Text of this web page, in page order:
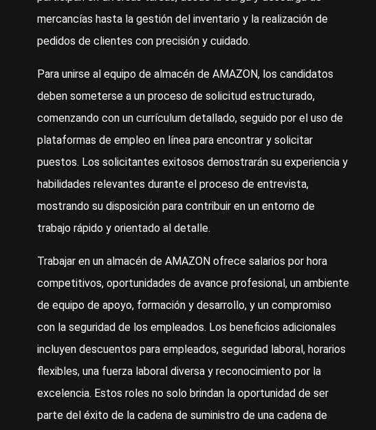
mercancías hasta la gestión del inventario y la realización de
pedidos de clientes con precisión y cuidado.
Para unirse al equipo de almacén de AMAZON, los candidatos
deben someterse a un proceso de solicitud estructurado,
comenzando con un currículum detallado, seguido por el uso de
plataformas de empleo en línea para encontrar y solicitar
puestos. Los solicitantes exitosos demostrarán su experiencia y
habilidades relevantes durante el proceso de entrevista,
mostrando su disposición para contribuir en un entorno de
trabajo rápido y orientado al detalle.
Trabajar en un almacén de AMAZON ofrece salarios por hora
competitivos, oportunidades de avance profesional, un ambiente
de equipo de apoyo, formación y desarrollo, y un compromiso
con la seguridad de los empleados. Los beneficios adicionales
incluyen descuentos para empleados, seguridad laboral, horarios
flexibles, una fuerza laboral diversa y reconocimiento por la
excelencia. Estos roles no solo brindan la oportunidad de ser
parte del éxito de la cadena de suministro de una cadena de